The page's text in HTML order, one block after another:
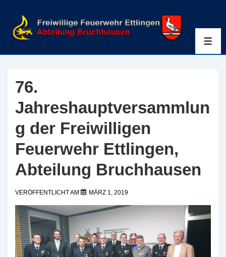
Inhalt
76.
Jahreshauptversammlun
g der Freiwilligen
Feuerwehr Ettlingen,
Abteilung Bruchhausen
VERÖFFENTLICHT AM MÄRZ 1, 2019